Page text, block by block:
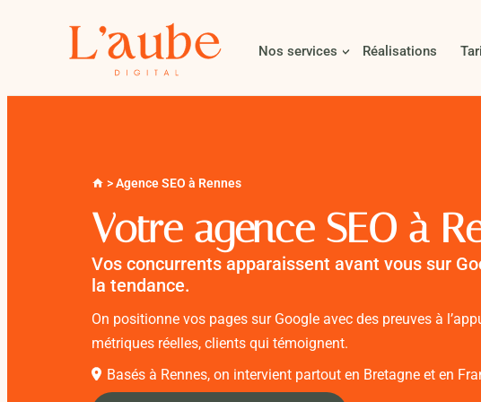
Nos services Réalisations
>Agence SEO à Rennes
Votre agence SEO à
Vos concurrents apparaissent avant vous sur
la tendance.
On positionne vos pages sur Google avec des preuves à
métriques réelles, clients qui témoignent.
Basés à Rennes, on intervient partout en Bretagne et en